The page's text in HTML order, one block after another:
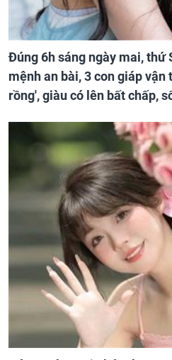
Đúng 6h sáng ngày mai, thứ
mệnh an bài, 3 con giáp vận
rồng', giàu có lên bất chấp,